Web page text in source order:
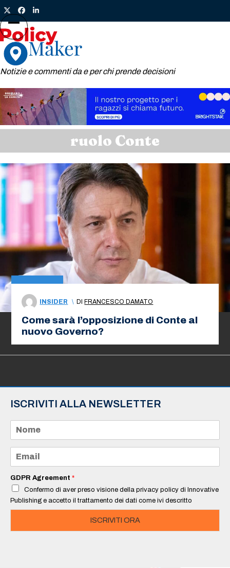
Skip
to
content
TwitterFacebook
LinkedIn
Notizie e commenti da e per chi prende decisioni
Open
mobile
menu
Close
mobile
menu
ruolo Conte
INSIDER \ DI FRANCESCO DAMATO
Come sarà l’opposizione di Conte al
nuovo Governo?
ISCRIVITI ALLA NEWSLETTER
m
e
a
i
*
GDPR Agreement *
Confermo di aver preso visione della privacy policy di Innovative
Publishing e accetto il trattamento dei dati come ivi descritto
ISCRIVITI ORA